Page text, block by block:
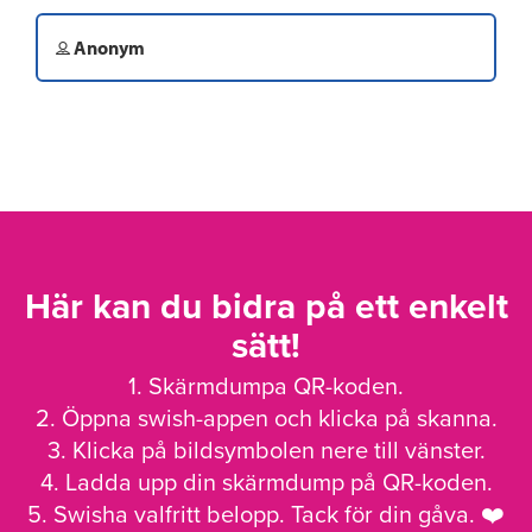
Anonym
Här kan du bidra på ett enkelt
sätt!
1. Skärmdumpa QR-koden.
2. Öppna swish-appen och klicka på skanna.
3. Klicka på bildsymbolen nere till vänster.
4. Ladda upp din skärmdump på QR-koden.
5. Swisha valfritt belopp. Tack för din gåva. ❤️